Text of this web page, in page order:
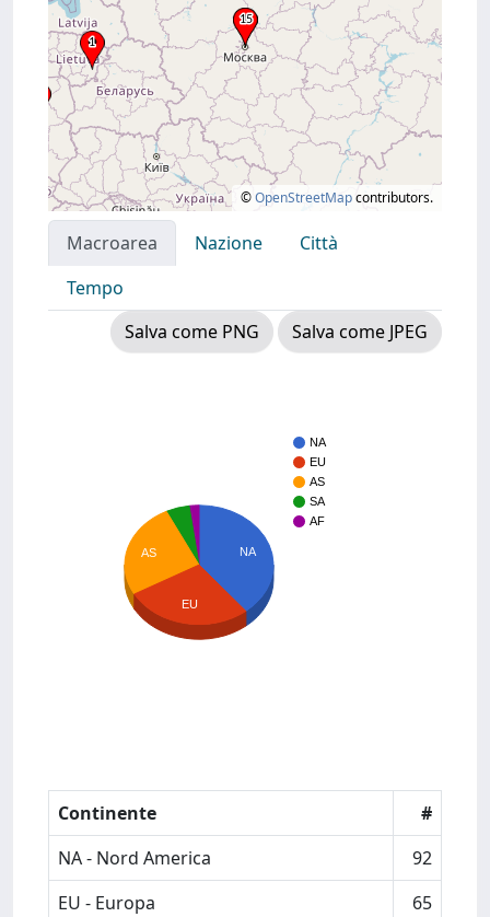
©OpenStreetMapcontributors.
Macroarea Nazione
Città
Tempo
Salva come PNG
Salva come JPEG
NA
EU
AS
SA
AF
NA
AS
EU
Continente
#
NA - Nord America
92
EU - Europa
65